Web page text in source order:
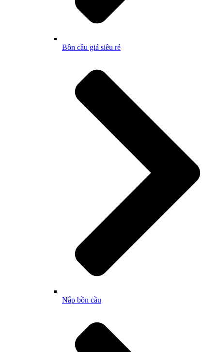
Bồn cầu giá siêu rẻ
Nắp bồn cầu